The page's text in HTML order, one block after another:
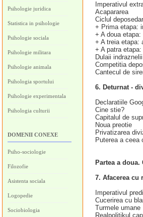
Psihologie juridica
Statistica in psihologie
Psihologie sociala
Psihologie militara
Psihologie animala
Psihologia sportului
Psihologie experimentala
Psihologia culturii
DOMENII CONEXE
Psiho-sociologie
Filozofie
Asistenta sociala
Logopedie
Sociobiologia
Imperativul
Acapararea
Ciclul
+ Prima etapa:
+ A doua etapa:
+ A treia etapa:
+ A patra
Dulaii indraznelii
Competitia
Cantecul de
6. Deturnat -
Declaratiile
Cine stie?
Capitalul de
Noua preotie
Privatizarea
Puterea a ceea
Partea a
7. Afacerea cu
Imperativul
Cucerirea cu
Turmele umane
Realpolitikul